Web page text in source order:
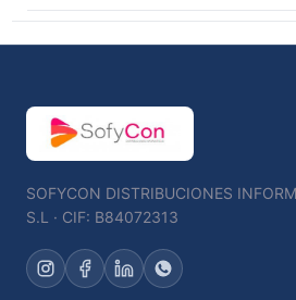
SOFYCON DISTRIBUCIONES
S.L · CIF: B84072313